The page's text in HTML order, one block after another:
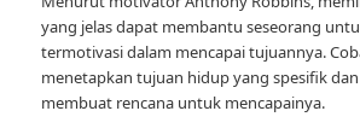
yang jelas dapat membantu seseorang
termotivasi dalam mencapai tujuannya.
menetapkan tujuan hidup yang spesifik
membuat rencana untuk mencapainya.